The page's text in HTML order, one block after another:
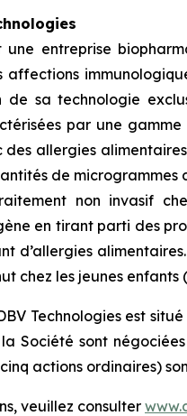
une entreprise
de sa technologie
par une
des allergies
de microgrammes
non invasif
en tirant parti des
d’allergies
chez les jeunes enfants
Technologies est
Société sont
actions ordinaires)
veuillez consulter